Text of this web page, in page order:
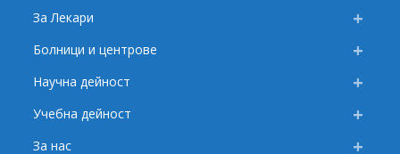
За Лекари
Болници и центрове
Научна дейност
Учебна дейност
За нас